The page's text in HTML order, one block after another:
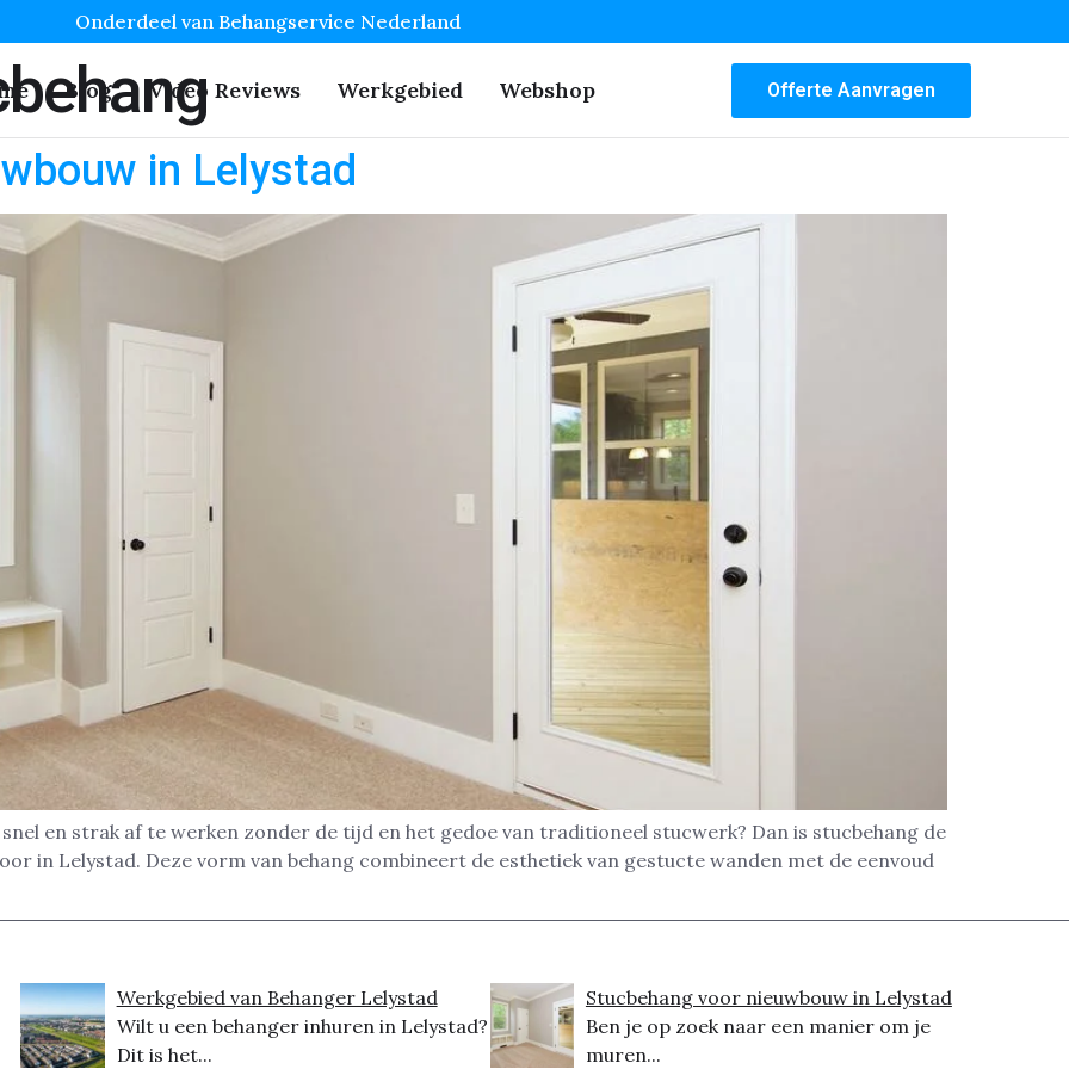
Onderdeel van Behangservice Nederland
Blog Video Reviews Werkgebied Webshop Offerte Aanvragen
in Lelystad
en strak af te werken zonder de tijd en het gedoe van traditioneel stucwerk? Dan is stucbehang de
in Lelystad. Deze vorm van behang combineert de esthetiek van gestucte wanden met de eenvoud
Werkgebied van Behanger Lelystad
Wilt u een behanger inhuren in Lelystad?
Dit is het...
Stucbehang voor nieuwbouw in Lelystad
Ben je op zoek naar een manier om je
muren...